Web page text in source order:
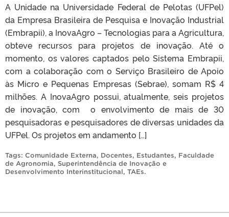
A Unidade na Universidade Federal de Pelotas (UFPel)
da Empresa Brasileira de Pesquisa e Inovação Industrial
(Embrapii), a InovaAgro – Tecnologias para a Agricultura,
obteve recursos para projetos de inovação. Até o
momento, os valores captados pelo Sistema Embrapii,
com a colaboração com o Serviço Brasileiro de Apoio
às Micro e Pequenas Empresas (Sebrae), somam R$ 4
milhões. A InovaAgro possui, atualmente, seis projetos
de inovação, com o envolvimento de mais de 30
pesquisadoras e pesquisadores de diversas unidades da
UFPel. Os projetos em andamento […]
Tags: Comunidade Externa, Docentes, Estudantes, Faculdade
de Agronomia, Superintendência de Inovação e
Desenvolvimento Interinstitucional, TAEs.